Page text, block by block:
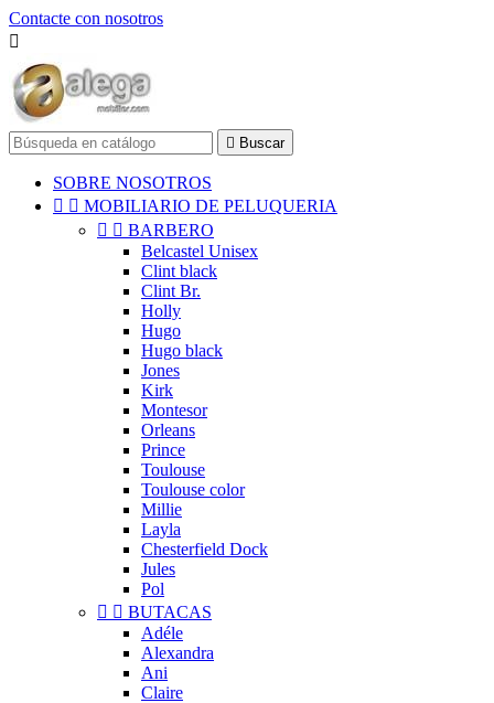
Contacte con nosotros

 Buscar
SOBRE NOSOTROS
  MOBILIARIO DE PELUQUERIA
  BARBERO
Belcastel Unisex
Clint black
Clint Br.
Holly
Hugo
Hugo black
Jones
Kirk
Montesor
Orleans
Prince
Toulouse
Toulouse color
Millie
Layla
Chesterfield Dock
Jules
Pol
  BUTACAS
Adéle
Alexandra
Ani
Claire